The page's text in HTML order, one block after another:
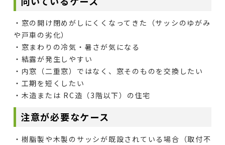
・窓の開け閉めがしにくくなってきた（サッシのゆがみ
や戸車の劣化）
・窓まわりの冷気・暑さが気になる
・結露が発生しやすい
・内窓（二重窓）ではなく、窓そのものを交換したい
・工期を短くしたい
・木造または RC造（3階以下）の住宅
注意が必要なケース
・樹脂製や木製のサッシが既設されている場合（取付不